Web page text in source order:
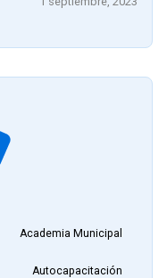
Academia Municipal
Autocapacitación